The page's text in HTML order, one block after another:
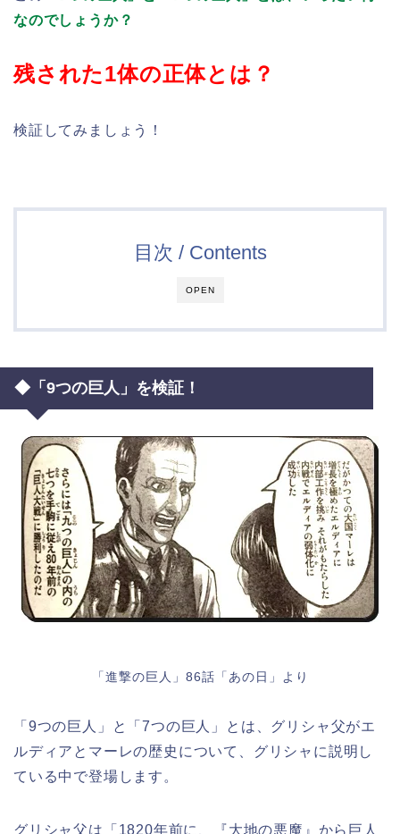
なのでしょうか？
残された1体の正体とは？
検証してみましょう！
OPEN
目次 / Contents
◆「9つの巨人」を検証！
「進撃の巨人」86話「あの日」より
「9つの巨人」と「7つの巨人」とは、グリシャ父がエ
ルディアとマーレの歴史について、グリシャに説明し
ている中で登場します。
グリシャ父は「1820年前に、『大地の悪魔』から巨人